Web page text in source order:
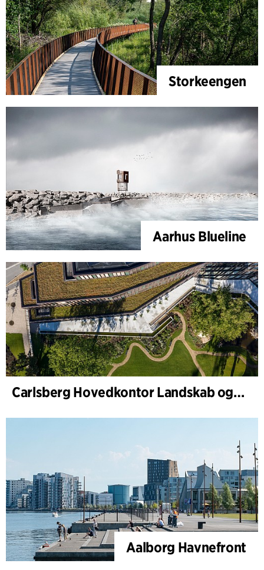
Storkeengen
Aarhus Blueline
Carlsberg Hovedkontor Landskab og renovering af Carl Jacobsens Have
Aalborg Havnefront